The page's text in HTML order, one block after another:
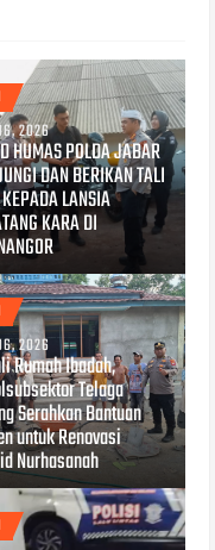
2026
HUMAS POLDA JABAR
DAN BERIKAN TALI
LANSIA
KARA DI
2026
Rumah Ibadah,
Telaga
Serahkan Bantuan
untuk Renovasi
Nurhasanah